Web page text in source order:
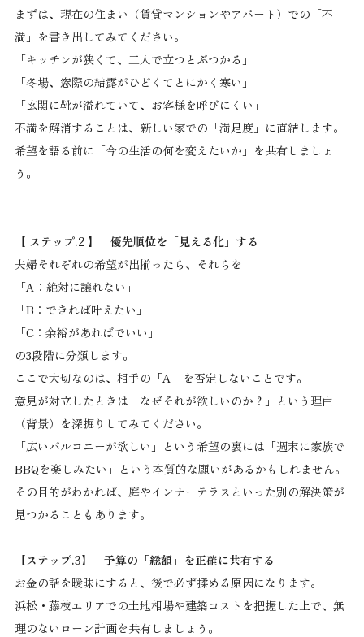
まずは、現在の住まい（賃貸マンションやアパート）での「不
満」を書き出してみてください。
「キッチンが狭くて、二人で立つとぶつかる」
「冬場、窓際の結露がひどくてとにかく寒い」
「玄関に靴が溢れていて、お客様を呼びにくい」
不満を解消することは、新しい家での「満足度」に直結します。
希望を語る前に「今の生活の何を変えたいか」を共有しましょ
う。
【 ステップ.2 】 優先順位を「見える化」する
夫婦それぞれの希望が出揃ったら、それらを
「A：絶対に譲れない」
「B：できれば叶えたい」
「C：余裕があればでいい」
の3段階に分類します。
ここで大切なのは、相手の「A」を否定しないことです。
意見が対立したときは「なぜそれが欲しいのか？」という理由
（背景）を深掘りしてみてください。
「広いバルコニーが欲しい」という希望の裏には「週末に家族で
BBQを楽しみたい」という本質的な願いがあるかもしれません。
その目的がわかれば、庭やインナーテラスといった別の解決策が
見つかることもあります。
【ステップ.3】 予算の「総額」を正確に共有する
お金の話を曖昧にすると、後で必ず揉める原因になります。
浜松・藤枝エリアでの土地相場や建築コストを把握した上で、無
理のないローン計画を共有しましょう。